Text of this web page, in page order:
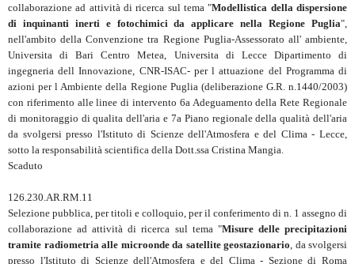
collaborazione ad attività di ricerca sul tema "Modellistica della dispersione
di inquinanti inerti e fotochimici da applicare nella Regione Puglia",
nell'ambito della Convenzione tra Regione Puglia-Assessorato all' ambiente,
Universita di Bari Centro Metea, Universita di Lecce Dipartimento di
ingegneria dell Innovazione, CNR-ISAC- per l attuazione del Programma di
azioni per l Ambiente della Regione Puglia (deliberazione G.R. n.1440/2003)
con riferimento alle linee di intervento 6a Adeguamento della Rete Regionale
di monitoraggio di qualita dell'aria e 7a Piano regionale della qualità dell'aria
da svolgersi presso l'Istituto di Scienze dell'Atmosfera e del Clima - Lecce,
sotto la responsabilità scientifica della Dott.ssa Cristina Mangia.
Scaduto
126.230.AR.RM.11
Selezione pubblica, per titoli e colloquio, per il conferimento di n. 1 assegno di
collaborazione ad attività di ricerca sul tema "Misure delle precipitazioni
tramite radiometria alle microonde da satellite geostazionario , da svolgersi
presso l'Istituto di Scienze dell'Atmosfera e del Clima - Sezione di Roma